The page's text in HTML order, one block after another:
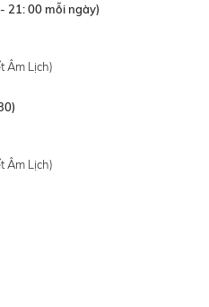
21: 00 mỗi ngày)
Âm Lịch)
Âm Lịch)